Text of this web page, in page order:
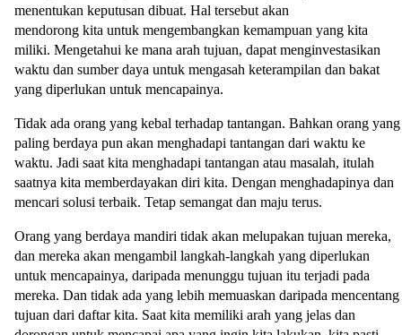
menentukan keputusan dibuat. Hal tersebut akan
mendorong kita untuk mengembangkan kemampuan yang kita
miliki. Mengetahui ke mana arah tujuan, dapat menginvestasikan
waktu dan sumber daya untuk mengasah keterampilan dan bakat
yang diperlukan untuk mencapainya.
Tidak ada orang yang kebal terhadap tantangan. Bahkan orang yang
paling berdaya pun akan menghadapi tantangan dari waktu ke
waktu. Jadi saat kita menghadapi tantangan atau masalah, itulah
saatnya kita memberdayakan diri kita. Dengan menghadapinya dan
mencari solusi terbaik. Tetap semangat dan maju terus.
Orang yang berdaya mandiri tidak akan melupakan tujuan mereka,
dan mereka akan mengambil langkah-langkah yang diperlukan
untuk mencapainya, daripada menunggu tujuan itu terjadi pada
mereka. Dan tidak ada yang lebih memuaskan daripada mencentang
tujuan dari daftar kita. Saat kita memiliki arah yang jelas dan